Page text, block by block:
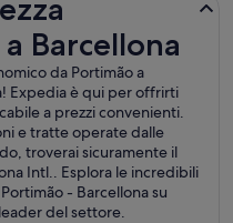
Barcellona
da Portimão a
Expedia è qui per offrirti
a prezzi convenienti.
e tratte operate dalle
troverai sicuramente il
Intl.. Esplora le incredibili
- Barcellona su
del settore.